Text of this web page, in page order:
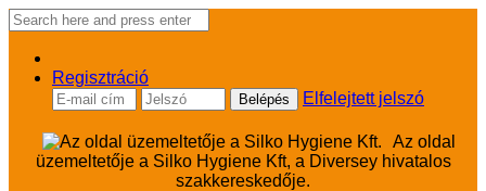
Regisztráció
Elfelejtett jelszó
Az oldal
üzemeltetője a Silko Hygiene Kft, a Diversey hivatalos
szakkereskedője.